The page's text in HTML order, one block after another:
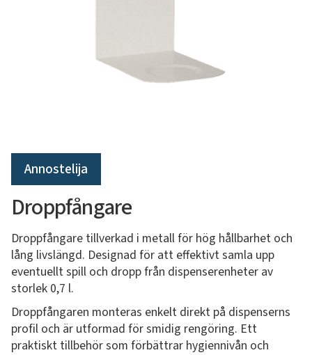
Annostelija
Droppfångare
Droppfångare tillverkad i metall för hög hållbarhet och
lång livslängd. Designad för att effektivt samla upp
eventuellt spill och dropp från dispenserenheter av
storlek 0,7 l.
Droppfångaren monteras enkelt direkt på dispenserns
profil och är utformad för smidig rengöring. Ett
praktiskt tillbehör som förbättrar hygiennivån och